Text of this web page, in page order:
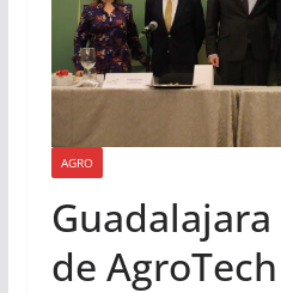
AGRO
de